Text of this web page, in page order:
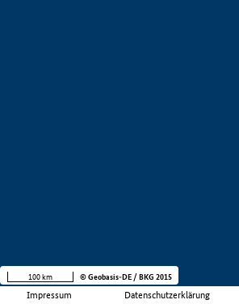
Impressum Datenschutzerklärung
100 km © Geobasis-DE / BKG 2015